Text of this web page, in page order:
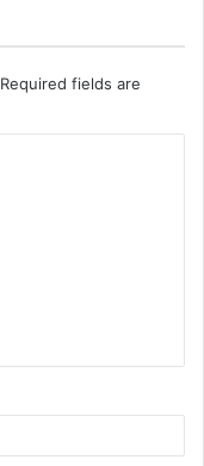
Required fields are